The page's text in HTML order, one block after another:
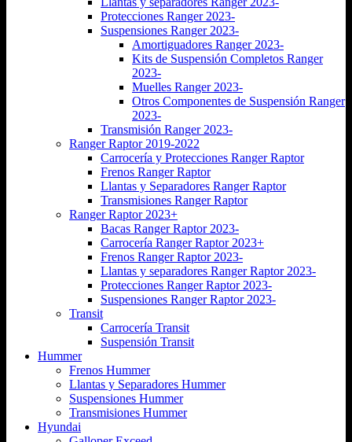
Protecciones Ranger 2023-
Suspensiones Ranger 2023-
Amortiguadores Ranger 2023-
Kits de Suspensión Completos Ranger
2023-
Muelles Ranger 2023-
Otros Componentes de Suspensión Ranger
2023-
Transmisión Ranger 2023-
Ranger Raptor 2019-2022
Carrocería y Protecciones Ranger Raptor
Frenos Ranger Raptor
Llantas y Separadores Ranger Raptor
Transmisiones Ranger Raptor
Ranger Raptor 2023+
Bacas Ranger Raptor 2023-
Carrocería Ranger Raptor 2023+
Frenos Ranger Raptor 2023-
Llantas y separadores Ranger Raptor 2023-
Protecciones Ranger Raptor 2023-
Suspensiones Ranger Raptor 2023-
Transit
Carrocería Transit
Suspensión Transit
Hummer
Frenos Hummer
Llantas y Separadores Hummer
Suspensiones Hummer
Transmisiones Hummer
Hyundai